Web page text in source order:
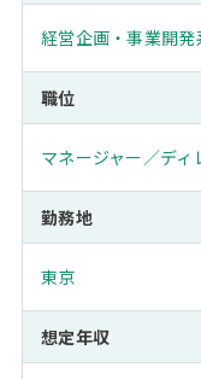
経営企画・事業開発
職位
マネージャー／ディ
勤務地
東京
想定年収